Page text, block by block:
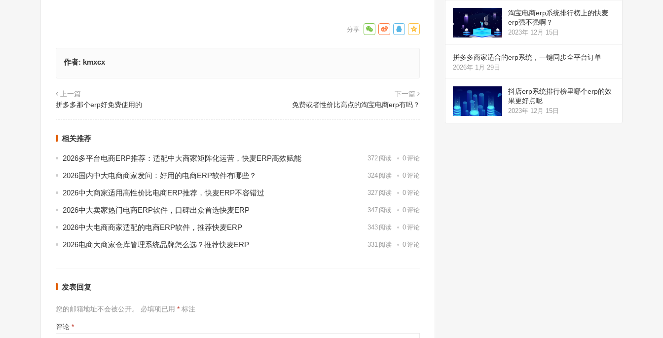
作者: kmxcx
上一篇
拼多多那个erp好免费使用的
下一篇
免费或者性价比高点的淘宝电商erp有吗？
相关推荐
2026多平台电商ERP推荐：适配中大商家矩阵化运营，快麦ERP高效赋能 372 阅读 0评论
2026国内中大电商商家发问：好用的电商ERP软件有哪些？ 324 阅读 0评论
2026中大商家适用高性价比电商ERP推荐，快麦ERP不容错过 327 阅读 0评论
2026中大卖家热门电商ERP软件，口碑出众首选快麦ERP 347 阅读 0评论
2026中大电商商家适配的电商ERP软件，推荐快麦ERP 343 阅读 0评论
2026电商大商家仓库管理系统品牌怎么选？推荐快麦ERP 331 阅读 0评论
发表回复
您的邮箱地址不会被公开。 必填项已用 * 标注
评论 *
淘宝电商erp系统排行榜上的快麦
erp强不强啊？
2023年 12月 15日
拼多多商家适合的erp系统，一键同步全平台订单
2026年 1月 29日
抖店erp系统排行榜里哪个erp的效
果更好点呢
2023年 12月 15日